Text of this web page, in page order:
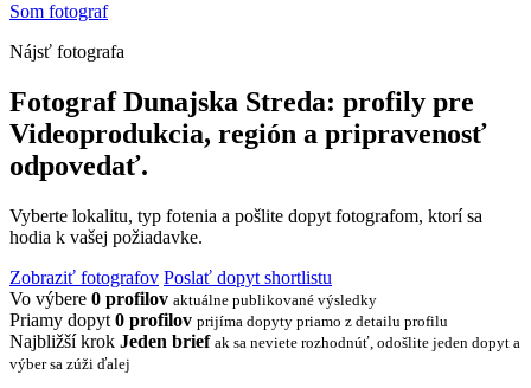
Som fotograf
Nájsť fotografa
Fotograf Dunajska Streda: profily pre
Videoprodukcia, región a pripravenosť
odpovedať.
Vyberte lokalitu, typ fotenia a pošlite dopyt fotografom, ktorí sa
hodia k vašej požiadavke.
Zobraziť fotografov Poslať dopyt shortlistu
Vo výbere 0 profilov aktuálne publikované výsledky
Priamy dopyt 0 profilov prijíma dopyty priamo z detailu profilu
Najbližší krok Jeden brief ak sa neviete rozhodnúť, odošlite jeden dopyt a
výber sa zúži ďalej